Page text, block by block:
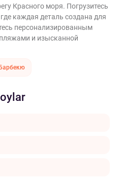
Красного моря. Погрузитесь
каждая деталь создана для
персонализированным
и изысканной
Барбекю